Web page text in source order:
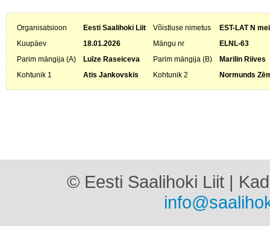
Organisatsioon Eesti Saalihoki Liit Võistluse nimetus
EST-LAT N
Kuupäev
18.01.2026 Mängu nr
ELNL-63
Parim mängija (A)
Luīze Raseiceva Parim mängija (B)
Marilin Riives
Kohtunik 1
Atis Jankovskis Kohtunik 2 Normunds
© Eesti Saalihoki Liit |